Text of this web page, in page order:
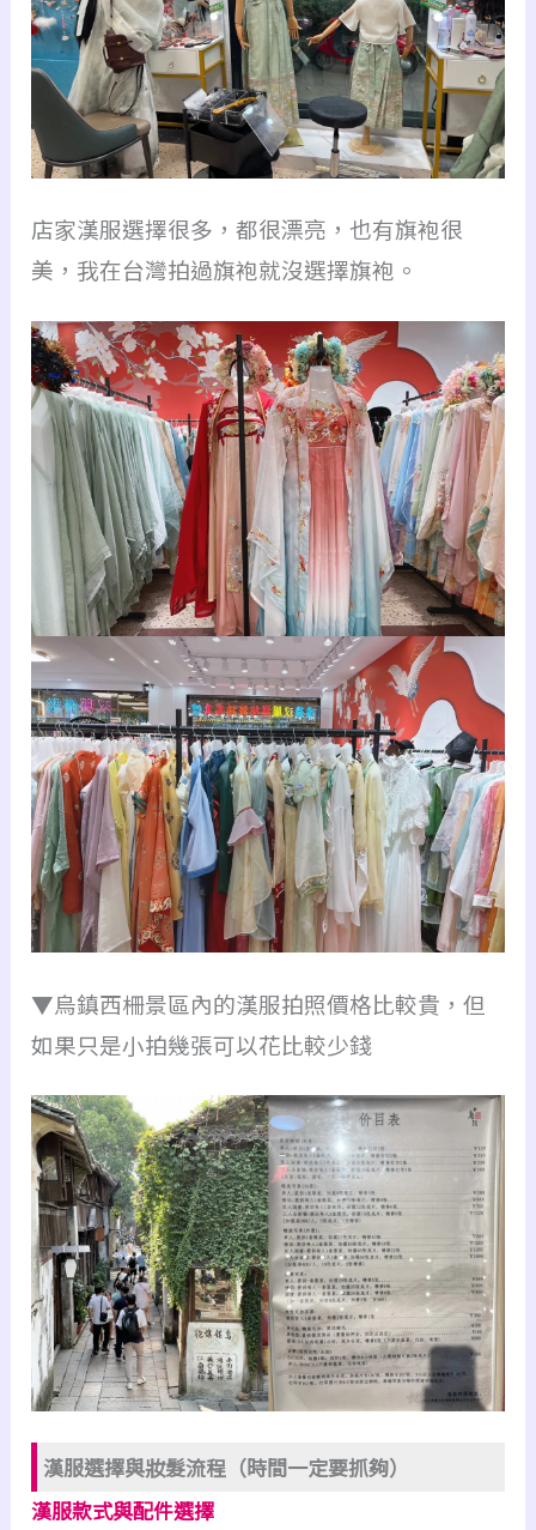
店家漢服選擇很多，都很漂亮，也有旗袍很
美，我在台灣拍過旗袍就沒選擇旗袍。
▼烏鎮西柵景區內的漢服拍照價格比較貴，但
如果只是小拍幾張可以花比較少錢
漢服選擇與妝髮流程（時間一定要抓夠）
漢服款式與配件選擇